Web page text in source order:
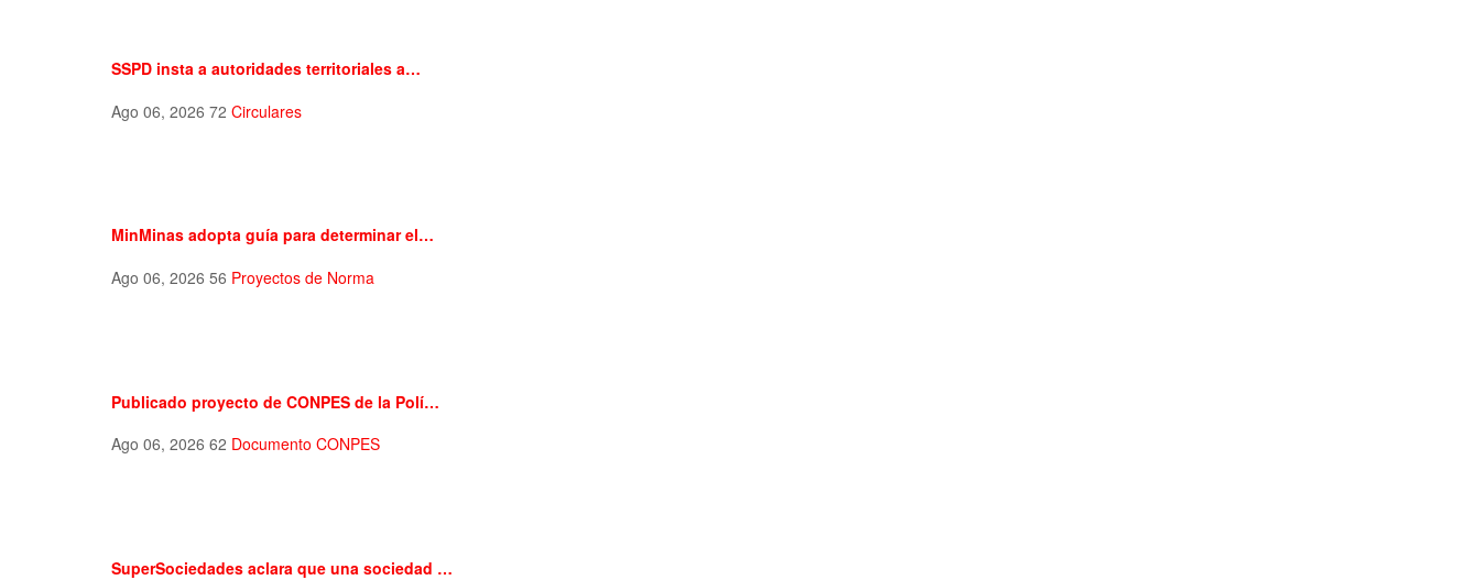
SSPD insta a autoridades territoriales a…
Ago 06, 2026 72 Circulares
MinMinas adopta guía para determinar el…
Ago 06, 2026 56 Proyectos de Norma
Publicado proyecto de CONPES de la Polí…
Ago 06, 2026 62 Documento CONPES
SuperSociedades aclara que una sociedad …